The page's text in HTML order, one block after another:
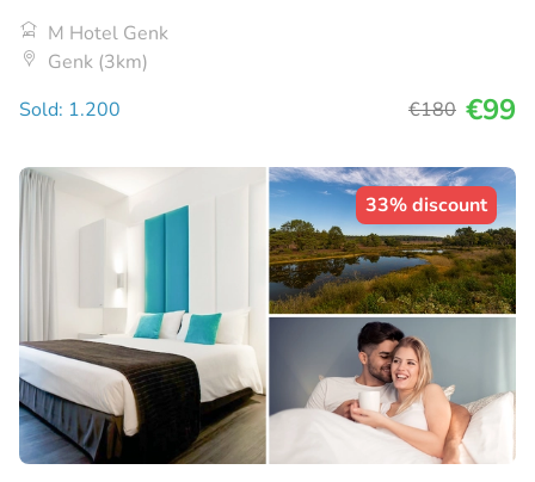
M Hotel Genk
Genk (3km)
Sold: 1.200
€180 €99
33% discount